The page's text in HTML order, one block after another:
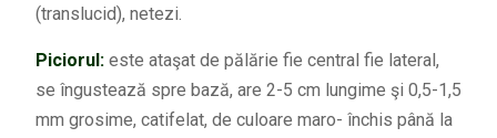
(translucid), netezi.
Piciorul: este ataşat de pălărie fie central fie lateral,
se îngustează spre bază, are 2-5 cm lungime şi 0,5-1,5
mm grosime, catifelat, de culoare maro- închis până la